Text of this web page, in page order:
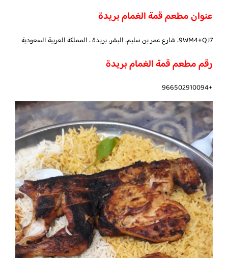
عنوان مطعم قمة الغمام بريدة
9WM4+QJ7، شارع عمر بن سليم، البشر، بريدة ، المملكة العربية السعودية
رقم مطعم قمة الغمام بريدة
+966502910094